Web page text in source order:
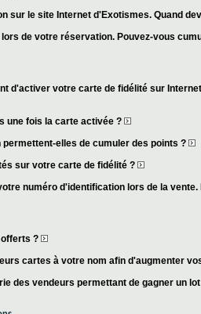
sur le site Internet d'Exotismes. Quand
de votre réservation. Pouvez-vous
d'activer votre carte de fidélité sur
une fois la carte activée ?
elles de cumuler des points ?
sur votre carte de fidélité ?
numéro d'identification lors de la
?
cartes à votre nom afin d'augmenter
des vendeurs permettant de gagner un